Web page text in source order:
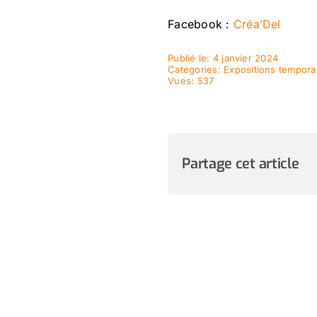
Facebook : Créa’Del
Publié le: 4 janvier 2024
Categories: Expositions
Vues: 537
Partage cet article